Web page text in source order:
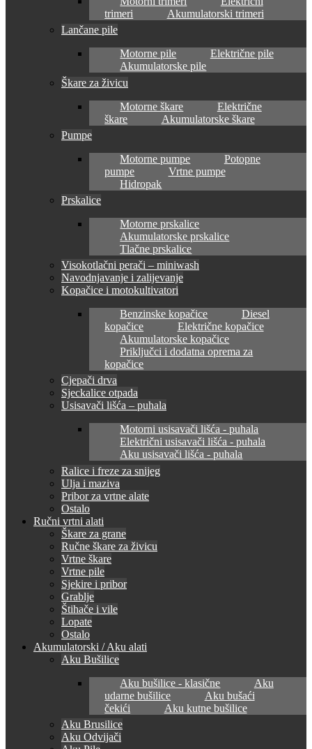
trimeri
Akumulatorski trimeri
Lančane pile
Motorne pile
Električne pile
Akumulatorske pile
Škare za živicu
Motorne škare
Električne
škare
Akumulatorske škare
Pumpe
Motorne pumpe
Potopne
pumpe
Vrtne pumpe
Hidropak
Prskalice
Motorne prskalice
Akumulatorske prskalice
Tlačne prskalice
Visokotlačni perači – miniwash
Navodnjavanje i zalijevanje
Kopačice i motokultivatori
Benzinske kopačice
Diesel
kopačice
Električne kopačice
Akumulatorske kopačice
Priključci i dodatna oprema za
kopačice
Cjepači drva
Sjeckalice otpada
Usisavači lišća – puhala
Motorni usisavači lišća - puhala
Električni usisavači lišća - puhala
Aku usisavači lišća - puhala
Ralice i freze za snijeg
Ulja i maziva
Pribor za vrtne alate
Ostalo
Ručni vrtni alati
Škare za grane
Ručne škare za živicu
Vrtne škare
Vrtne pile
Sjekire i pribor
Grablje
Štihače i vile
Lopate
Ostalo
Akumulatorski / Aku alati
Aku Bušilice
Aku bušilice - klasične
Aku
udarne bušilice
Aku bušaći
čekići
Aku kutne bušilice
Aku Brusilice
Aku Odvijači